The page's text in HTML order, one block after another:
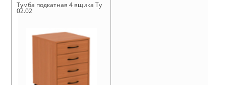
Тумба подкатная 4 ящика Ту
02.02